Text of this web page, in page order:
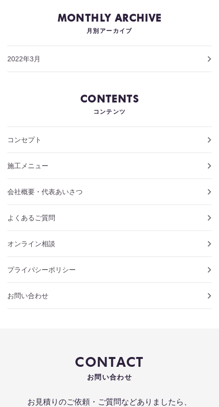
MONTHLY ARCHIVE
月別アーカイブ
2022年3月
CONTENTS
コンテンツ
コンセプト
施工メニュー
会社概要・代表あいさつ
よくあるご質問
オンライン相談
プライバシーポリシー
お問い合わせ
CONTACT
お問い合わせ
お見積りのご依頼・ご質問などありましたら、